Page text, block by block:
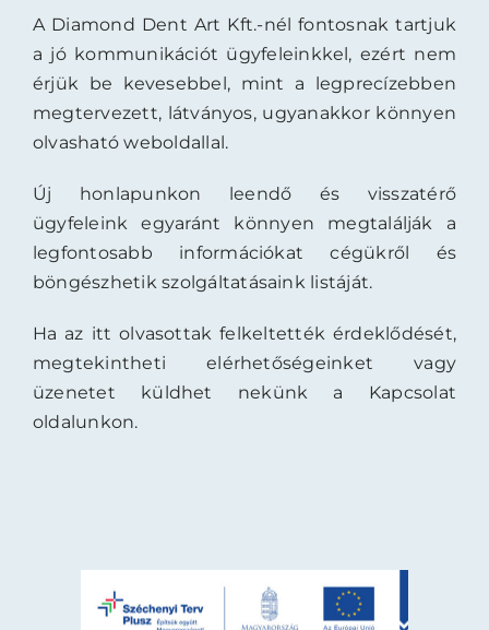
Blog
Kapcsolat
Karrier
Magyar
A Diamond Dent Art Kft.-nél fontosnak tartjuk
a jó kommunikációt ügyfeleinkkel, ezért nem
érjük be kevesebbel, mint a legprecízebben
megtervezett, látványos, ugyanakkor könnyen
olvasható weboldallal.
Új honlapunkon leendő és visszatérő
ügyfeleink egyaránt könnyen megtalálják a
legfontosabb információkat cégükről és
böngészhetik szolgáltatásaink listáját.
Ha az itt olvasottak felkeltették érdeklődését,
megtekintheti elérhetőségeinket vagy
üzenetet küldhet nekünk a Kapcsolat
oldalunkon.